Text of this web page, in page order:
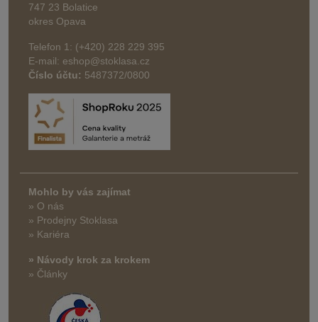
747 23 Bolatice
okres Opava
Telefon 1: (+420) 228 229 395
E-mail: eshop@stoklasa.cz
Číslo účtu: 5487372/0800
Mohlo by vás zajímat
» O nás
» Prodejny Stoklasa
» Kariéra
» Návody krok za krokem
» Články